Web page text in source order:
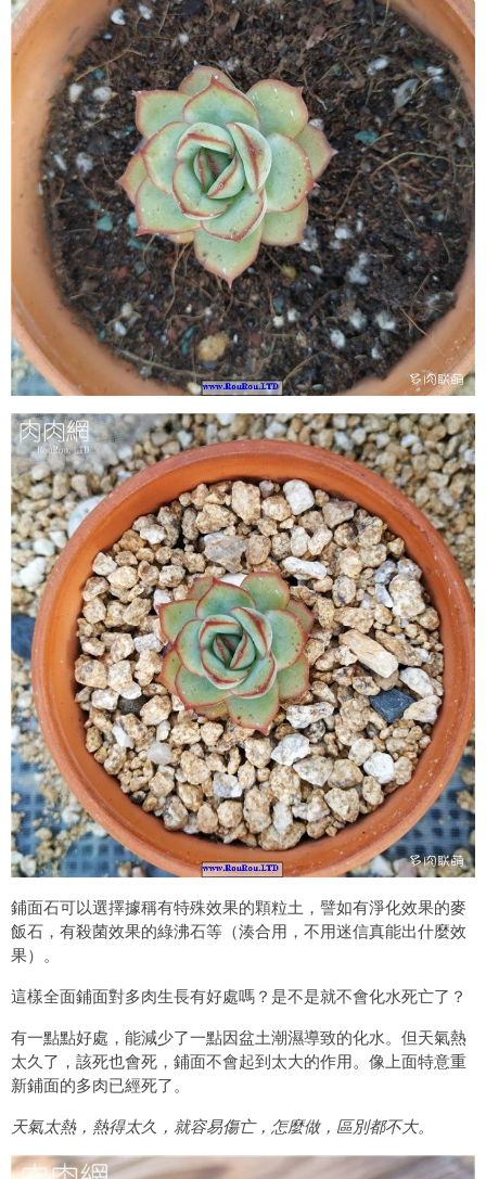
鋪面石可以選擇據稱有特殊效果的顆粒土，譬如有淨化效果的麥
飯石，有殺菌效果的綠沸石等（湊合用，不用迷信真能出什麼效
果）。
這樣全面鋪面對多肉生長有好處嗎？是不是就不會化水死亡了？
有一點點好處，能減少了一點因盆土潮濕導致的化水。但天氣熱
太久了，該死也會死，鋪面不會起到太大的作用。像上面特意重
新鋪面的多肉已經死了。
天氣太熱，熱得太久，就容易傷亡，怎麼做，區別都不大。